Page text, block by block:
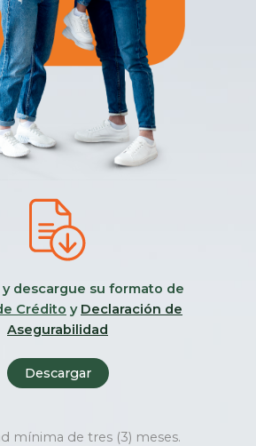
descargue su formato de
Crédito y Declaración de
Asegurabilidad
Descargar
mínima de tres (3) meses.